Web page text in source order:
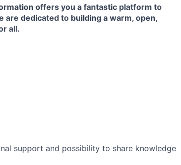
offers you a fantastic platform to
dedicated to building a warm, open,
all.
support and possibility to share knowledge